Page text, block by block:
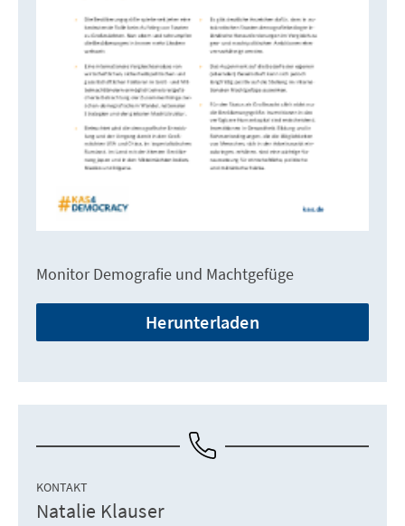
Monitor Demografie und Machtgefüge
Herunterladen
KONTAKT
Natalie Klauser